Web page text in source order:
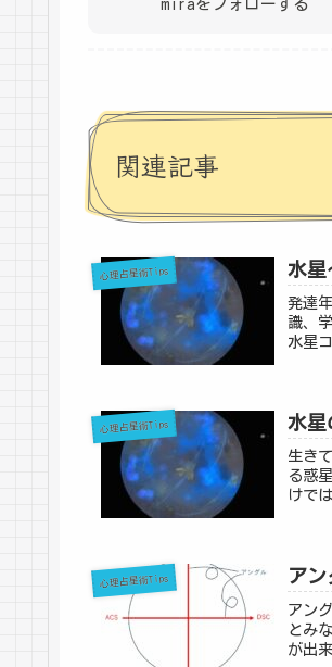
miraをフォローする
関連記事
心理占星術Tips 水星
発達
識、
水星
心理占星術Tips 水星
生き
る惑
けで
心理占星術Tips アン
アン
とみ
が出